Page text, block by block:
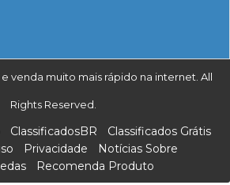
venda muito mais rápido na internet. All
Rights Reserved.
ClassificadosBR
Classificados Grátis
Privacidade
Notícias Sobre
Recomenda Produto